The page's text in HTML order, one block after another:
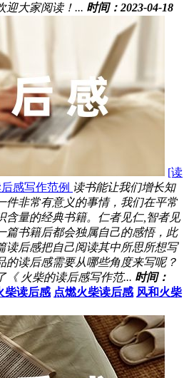
迎大家阅读！... 时间：2023-04-18
[读
感写作范例 读书能让我们增长知
件非常有意义的事情，我们在平常
含量的经典书籍。仁者见仁,智者见
篇书籍后都会独属自己的感悟，此
读后感把自己阅读其中所思所想写
的读后感需要从哪些角度来写呢？
《 火柴的读后感写作范... 时间：
柴读后感 点燃火柴读后感 风和火柴